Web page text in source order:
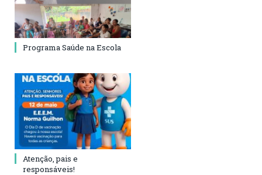
Programa Saúde na Escola
Atenção, pais e
responsáveis!